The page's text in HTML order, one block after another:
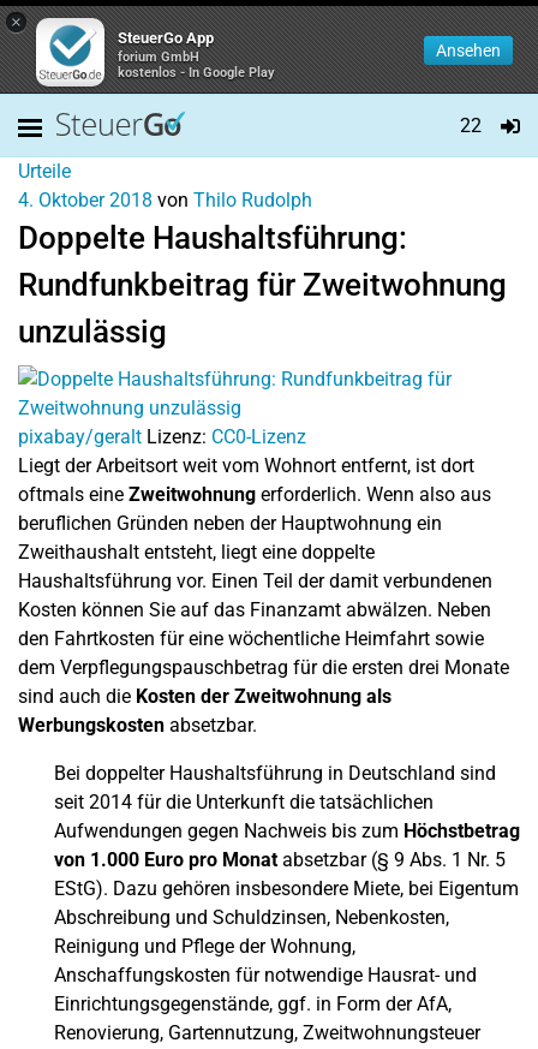
×
SteuerGo App
forium GmbH
kostenlos - In Google Play
Ansehen
22
Urteile
4. Oktober 2018 von Thilo Rudolph
Doppelte Haushaltsführung:
Rundfunkbeitrag für Zweitwohnung
unzulässig
pixabay/geralt Lizenz: CC0-Lizenz
Liegt der Arbeitsort weit vom Wohnort entfernt, ist dort
oftmals eine Zweitwohnung erforderlich. Wenn also aus
beruflichen Gründen neben der Hauptwohnung ein
Zweithaushalt entsteht, liegt eine doppelte
Haushaltsführung vor. Einen Teil der damit verbundenen
Kosten können Sie auf das Finanzamt abwälzen. Neben
den Fahrtkosten für eine wöchentliche Heimfahrt sowie
dem Verpflegungspauschbetrag für die ersten drei Monate
sind auch die Kosten der Zweitwohnung als
Werbungskosten absetzbar.
Bei doppelter Haushaltsführung in Deutschland sind
seit 2014 für die Unterkunft die tatsächlichen
Aufwendungen gegen Nachweis bis zum Höchstbetrag
von 1.000 Euro pro Monatabsetzbar (§ 9 Abs. 1 Nr. 5
EStG). Dazu gehören insbesondere Miete, bei Eigentum
Abschreibung und Schuldzinsen, Nebenkosten,
Reinigung und Pflege der Wohnung,
Anschaffungskosten für notwendige Hausrat- und
Einrichtungsgegenstände, ggf. in Form der AfA,
Renovierung, Gartennutzung, Zweitwohnungsteuer